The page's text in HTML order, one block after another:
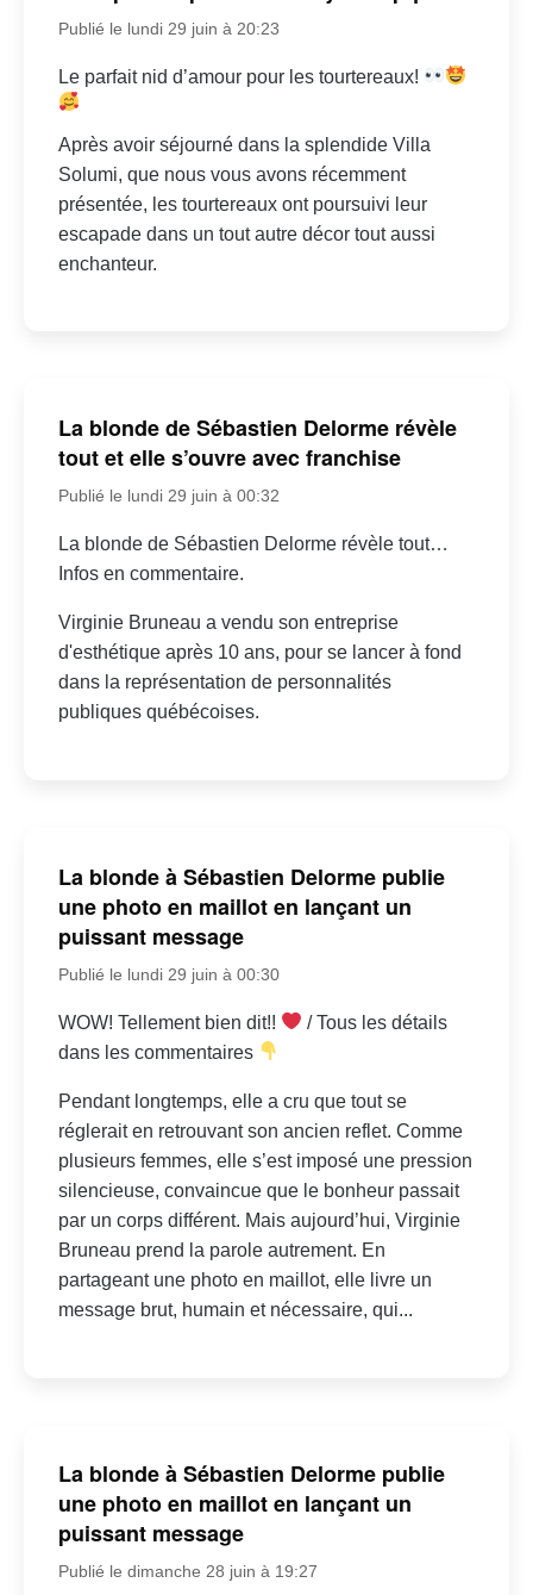
Publié le lundi 29 juin à 20:23
Le parfait nid d’amour pour les tourtereaux!
Après avoir séjourné dans la splendide Villa
Solumi, que nous vous avons récemment
présentée, les tourtereaux ont poursuivi leur
escapade dans un tout autre décor tout aussi
enchanteur.
La blonde de Sébastien Delorme révèle
tout et elle s’ouvre avec franchise
Publié le lundi 29 juin à 00:32
La blonde de Sébastien Delorme révèle tout…
Infos en commentaire.
Virginie Bruneau a vendu son entreprise
d'esthétique après 10 ans, pour se lancer à fond
dans la représentation de personnalités
publiques québécoises.
La blonde à Sébastien Delorme publie
une photo en maillot en lançant un
puissant message
Publié le lundi 29 juin à 00:30
WOW! Tellement bien dit!!
/ Tous les détails
dans les commentaires
Pendant longtemps, elle a cru que tout se
réglerait en retrouvant son ancien reflet. Comme
plusieurs femmes, elle s’est imposé une pression
silencieuse, convaincue que le bonheur passait
par un corps différent. Mais aujourd’hui, Virginie
Bruneau prend la parole autrement. En
partageant une photo en maillot, elle livre un
message brut, humain et nécessaire, qui...
La blonde à Sébastien Delorme publie
une photo en maillot en lançant un
puissant message
Publié le dimanche 28 juin à 19:27